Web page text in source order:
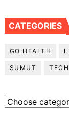
CATEGORIES
GO HEALTH
SUMUT